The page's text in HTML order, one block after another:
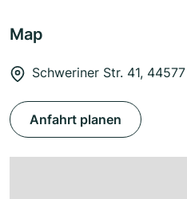
Map
Schweriner Str. 41,
Anfahrt planen